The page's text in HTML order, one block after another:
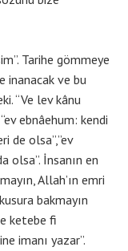
Tarihe gömmeye
inanacak ve bu
“Ve lev kânu
ebnâehum: kendi
de olsa”,”ev
olsa”. İnsanın en
Allah’ın emri
bakmayın
ketebe fi
imanı yazar”.